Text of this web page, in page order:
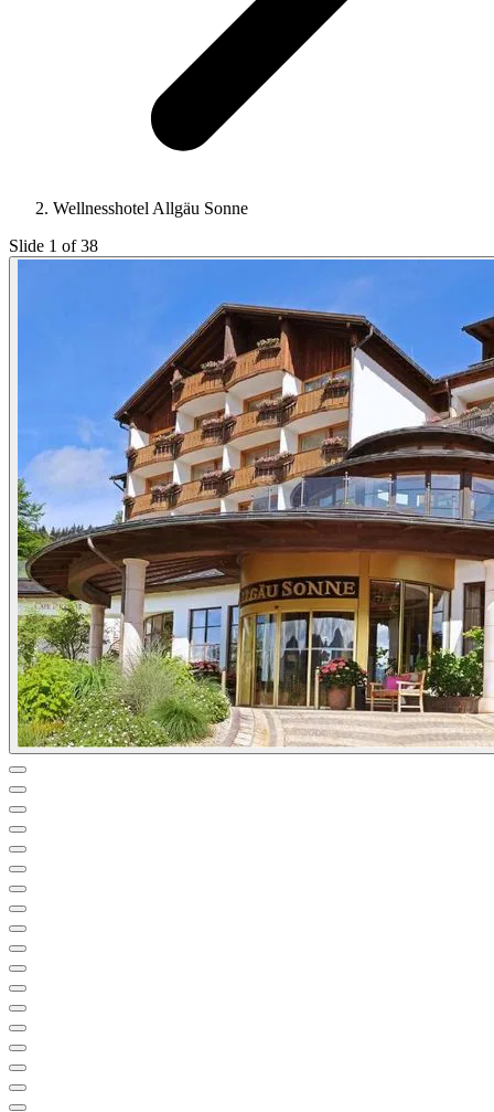
Wellnesshotel Allgäu Sonne
Slide 1 of 38